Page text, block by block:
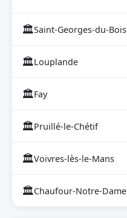
🏛Saint-Georges-du-Bois
🏛Louplande
🏛Fay
🏛Pruillé-le-Chétif
🏛Voivres-lès-le-Mans
🏛Chaufour-Notre-Dame